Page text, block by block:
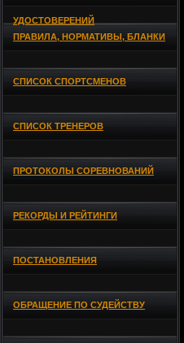
УДОСТОВЕРЕНИЙ
ПРАВИЛА, НОРМАТИВЫ, БЛАНКИ
СПИСОК СПОРТСМЕНОВ
СПИСОК ТРЕНЕРОВ
ПРОТОКОЛЫ СОРЕВНОВАНИЙ
РЕКОРДЫ И РЕЙТИНГИ
ПОСТАНОВЛЕНИЯ
ОБРАЩЕНИЕ ПО СУДЕЙСТВУ